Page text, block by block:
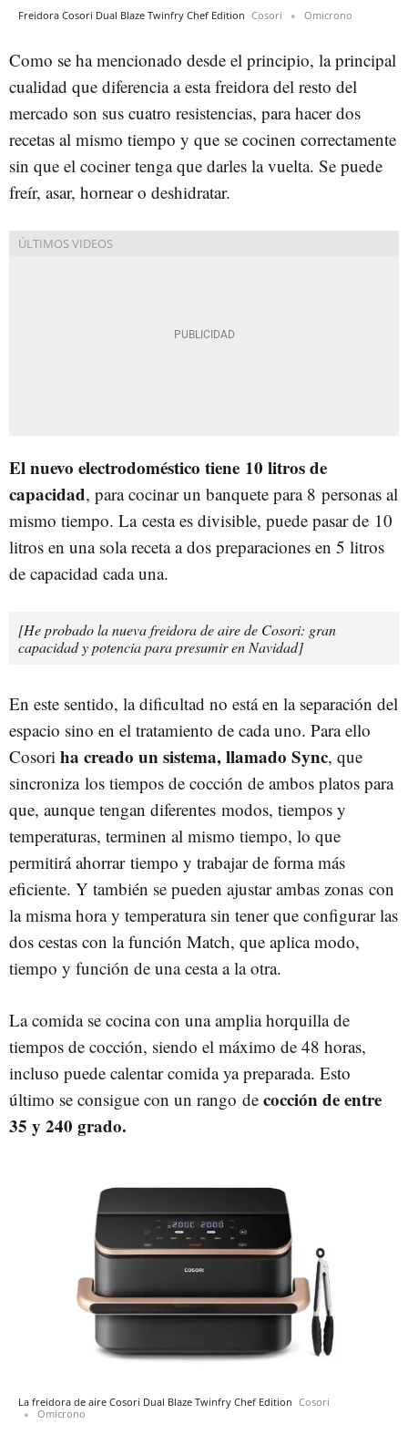
Freidora Cosori Dual Blaze Twinfry Chef Edition Cosori Omicrono
Como se ha mencionado desde el principio, la principal
cualidad que diferencia a esta freidora del resto del
mercado son sus cuatro resistencias, para hacer dos
recetas al mismo tiempo y que se cocinen correctamente
sin que el cociner tenga que darles la vuelta. Se puede
freír, asar, hornear o deshidratar.
El nuevo electrodoméstico tiene 10 litros de
capacidad, para cocinar un banquete para 8 personas al
mismo tiempo. La cesta es divisible, puede pasar de 10
litros en una sola receta a dos preparaciones en 5 litros
de capacidad cada una.
[He probado la nueva freidora de aire de Cosori: gran
capacidad y potencia para presumir en Navidad]
En este sentido, la dificultad no está en la separación del
espacio sino en el tratamiento de cada uno. Para ello
Cosori ha creado un sistema, llamado Sync, que
sincroniza los tiempos de cocción de ambos platos para
que, aunque tengan diferentes modos, tiempos y
temperaturas, terminen al mismo tiempo, lo que
permitirá ahorrar tiempo y trabajar de forma más
eficiente. Y también se pueden ajustar ambas zonas con
la misma hora y temperatura sin tener que configurar las
dos cestas con la función Match, que aplica modo,
tiempo y función de una cesta a la otra.
La comida se cocina con una amplia horquilla de
tiempos de cocción, siendo el máximo de 48 horas,
incluso puede calentar comida ya preparada. Esto
último se consigue con un rango de cocción de entre
35 y 240 grado.
La freidora de aire Cosori Dual Blaze Twinfry Chef Edition Cosori
Omicrono